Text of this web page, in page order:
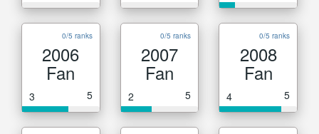
0/5 ranks
2006
Fan
3 5
0/5 ranks
2007
Fan
2 5
0/5 ranks
2008
Fan
4 5